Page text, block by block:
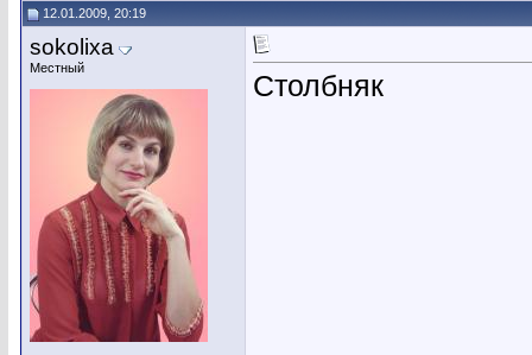
12.01.2009, 20:19
sokolixa
Местный
Столбняк